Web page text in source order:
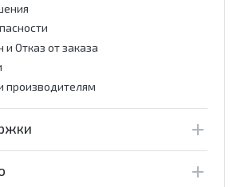
Отказ от заказа
производителям